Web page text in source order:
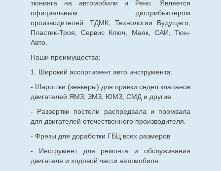
тюнинга на автомобили и Рено. Является
официальным дистрибьютером
производителей: ТДМК, Технологии Будущего,
Пластик-Троя, Сервис Ключ, Маяк, САИ, Тюн-
Авто.
Наши преимущества:
1. Широкий ассортимент авто инструмента:
- Шарошки (зенкеры) для правки седел клапанов
двигателей ЯМЗ, ЗМЗ, ЮМЗ, СМД и другие
- Развертки постели распредвала и промвала
для двигателей отечественного производителя.
- Фрезы для доработки ГБЦ всех размеров
- Инструмент для ремонта и обслуживания
двигателя и ходовой части автомобиля